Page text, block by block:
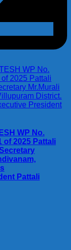
WP No.
of 2025 Pattali
Pattali